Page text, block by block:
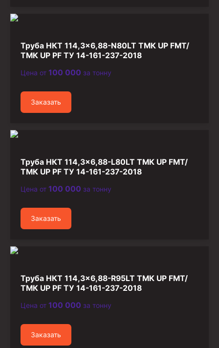
Труба НКТ 114,3×6,88-N80LT ТМК UP FMT/
ТМК UP PF ТУ 14-161-237-2018
Цена от 100 000 за тонну
Заказать
Труба НКТ 114,3×6,88-L80LT ТМК UP FMT/
ТМК UP PF ТУ 14-161-237-2018
Цена от 100 000 за тонну
Заказать
Труба НКТ 114,3×6,88-R95LT ТМК UP FMT/
ТМК UP PF ТУ 14-161-237-2018
Цена от 100 000 за тонну
Заказать